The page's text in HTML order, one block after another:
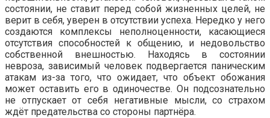
состоянии, не ставит перед собой жизненных целей, не
верит в себя, уверен в отсутствии успеха. Нередко у него
создаются комплексы неполноценности, касающиеся
отсутствия способностей к общению, и недовольство
собственной внешностью. Находясь в состоянии
невроза, зависимый человек подвергается паническим
атакам из-за того, что ожидает, что объект обожания
может оставить его в одиночестве. Он подсознательно
не отпускает от себя негативные мысли, со страхом
ждёт предательства со стороны партнёра.